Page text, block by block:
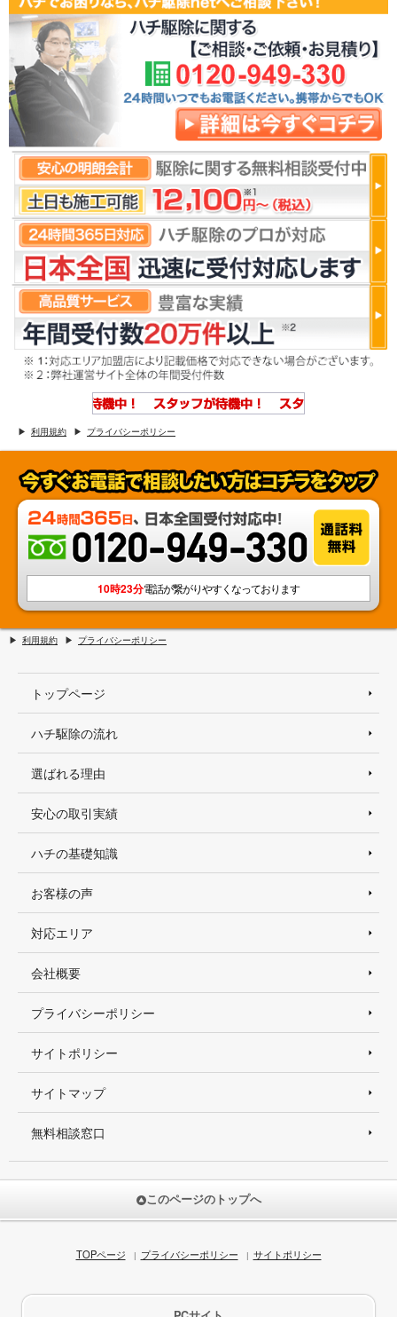
利用規約 プライバシーポリシー
10時23分電話が繋がりやすくなっております
利用規約 プライバシーポリシー
トップページ
ハチ駆除の流れ
選ばれる理由
安心の取引実績
ハチの基礎知識
お客様の声
対応エリア
会社概要
プライバシーポリシー
サイトポリシー
サイトマップ
無料相談窓口
このページのトップへ
TOPページ プライバシーポリシー サイトポリシー